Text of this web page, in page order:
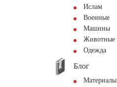
Ислам
Военные
Машины
Животные
Одежда
Блог
Материалы